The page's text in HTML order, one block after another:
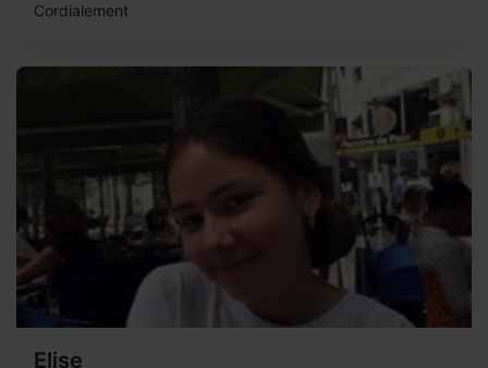
Cordialement
Elise